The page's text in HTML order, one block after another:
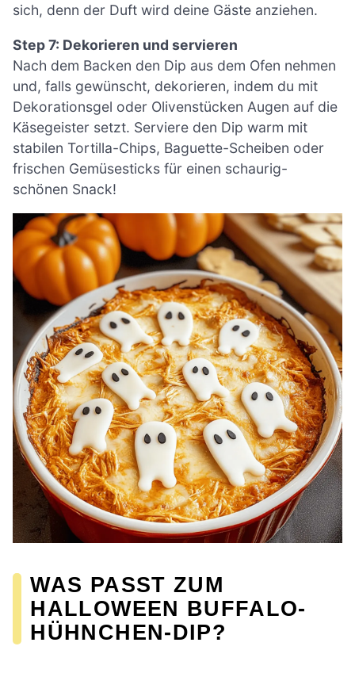
sich, denn der Duft wird deine Gäste anziehen.
Step 7: Dekorieren und servieren
Nach dem Backen den Dip aus dem Ofen nehmen
und, falls gewünscht, dekorieren, indem du mit
Dekorationsgel oder Olivenstücken Augen auf die
Käsegeister setzt. Serviere den Dip warm mit
stabilen Tortilla-Chips, Baguette-Scheiben oder
frischen Gemüsesticks für einen schaurig-
schönen Snack!
WAS PASST ZUM
HALLOWEEN BUFFALO-
HÜHNCHEN-DIP?